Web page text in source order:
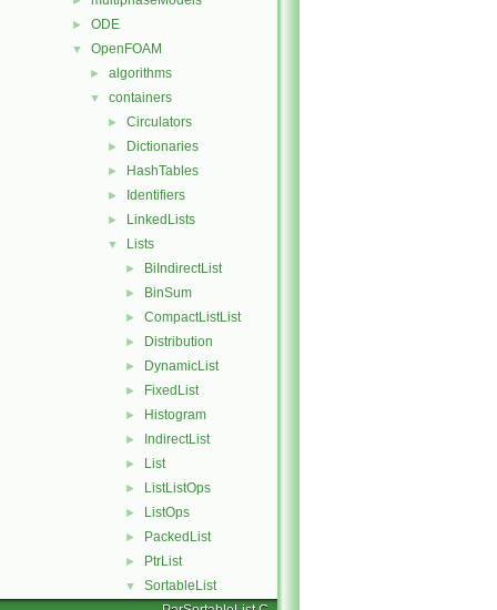
► ODE
▼ OpenFOAM
► algorithms
▼ containers
► Circulators
► Dictionaries
► HashTables
► Identifiers
► LinkedLists
▼ Lists
► BiIndirectList
► BinSum
► CompactListList
► Distribution
► DynamicList
► FixedList
► Histogram
► IndirectList
► List
► ListListOps
► ListOps
► PackedList
► PtrList
▼
SortableList